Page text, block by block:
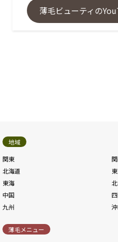
薄毛ビューティの
地域
関東
北海道
東海
中国
九州
薄毛メニュー